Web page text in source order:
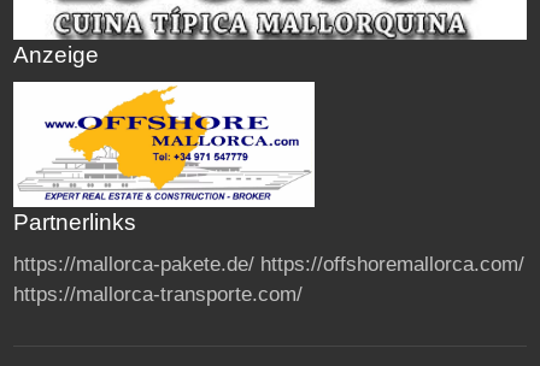
Anzeige
Partnerlinks
https://mallorca-pakete.de/ https://offshoremallorca.com/
https://mallorca-transporte.com/